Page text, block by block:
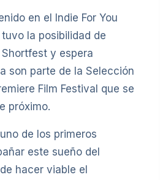
en el Indie For You
tuvo la posibilidad de
y espera
son parte de la Selección
Film Festival que se
próximo.
de los primeros
este sueño del
hacer viable el